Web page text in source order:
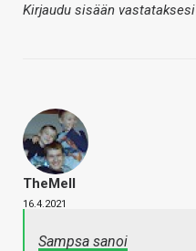
Kirjaudu sisään vastataksesi
TheMeII
16.4.2021
Sampsa sanoi